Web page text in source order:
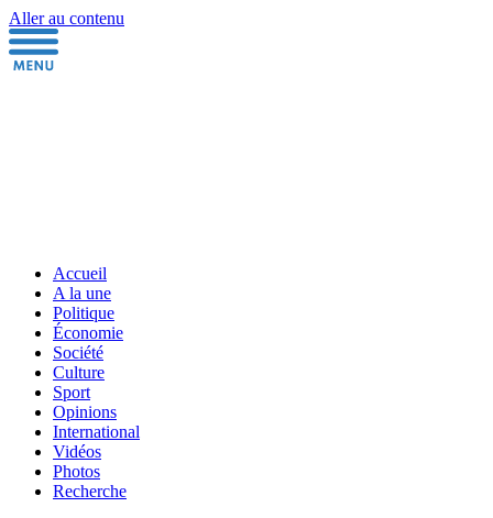
Aller au contenu
Accueil
A la une
Politique
Économie
Société
Culture
Sport
Opinions
International
Vidéos
Photos
Recherche